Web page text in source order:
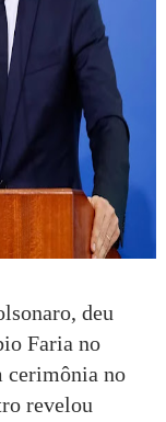
deu
Faria no
cerimônia no
revelou